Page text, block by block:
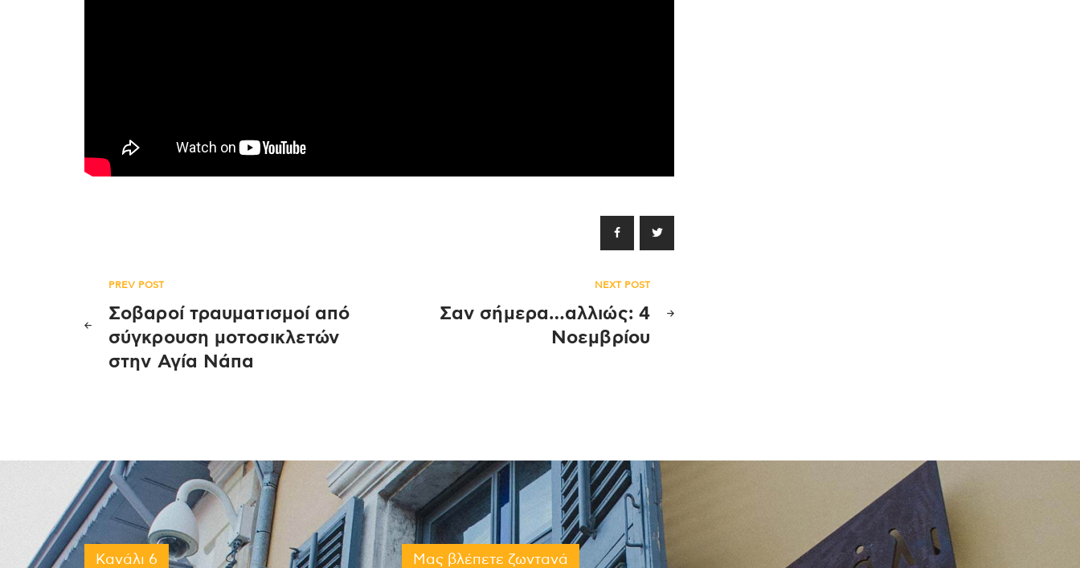
Πλοήγηση
άρθρων
PREV POST
Σοβαροί τραυματισμοί από
σύγκρουση μοτοσικλετών
στην Αγία Νάπα
NEXT POST
Σαν σήμερα…αλλιώς: 4
Νοεμβρίου
Κανάλι 6 Μας βλέπετε ζωντανά